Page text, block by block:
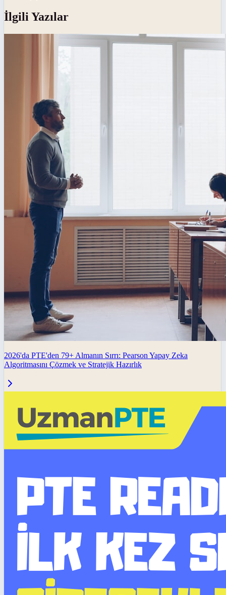
İlgili Yazılar
2026'da PTE'den 79+ Almanın Sırrı: Pearson Yapay Zeka
Algoritmasını Çözmek ve Stratejik Hazırlık